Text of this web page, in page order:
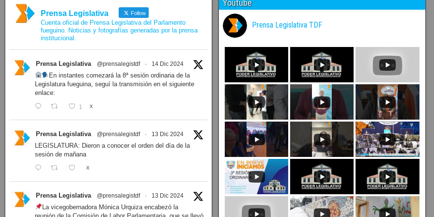
Prensa Legislativa Follow
Cuenta oficial de Prensa Legislativa del Parlamento
fueguino. Noticias y fotografías generadas por la prensa
institucional.
Prensa Legislativa @prensalegistdf · 14 Dic 2024
En instantes comezará la 8ª sesión ordinaria de la
Legislatura fueguina, seguí la transmisión en el siguiente
enlace:
1 X
Prensa Legislativa @prensalegistdf · 13 Dic 2024
LEGISLATURA: Dieron a conocer el orden del día de la
sesión de mañana
X
Prensa Legislativa @prensalegistdf · 13 Dic 2024
La vicegobernadora Mónica Urquiza encabezó la
Youtube
Prensa Legislativa TDF